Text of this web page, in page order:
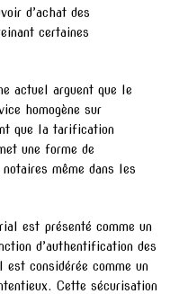
d’achat des
certaines
actuel arguent que le
homogène sur
que la tarification
une forme de
même dans les
est présenté comme un
d’authentification des
considérée comme un
Cette sécurisation